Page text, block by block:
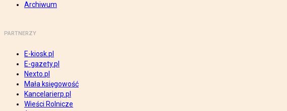
Archiwum
PARTNERZY
E-kiosk.pl
E-gazety.pl
Nexto.pl
Mała księgowość
Kancelarierp.pl
Wieści Rolnicze